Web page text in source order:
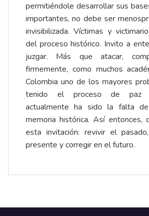
permitiéndole desarrollar sus
importantes, no debe ser
invisibilizada. Víctimas y
del proceso histórico. Invito a
juzgar. Más que atacar,
firmemente, como muchos
Colombia uno de los mayores
tenido el proceso de paz
actualmente ha sido la falta
memoria histórica. Así entonces,
esta invitación: revivir el
presente y corregir en el futuro.